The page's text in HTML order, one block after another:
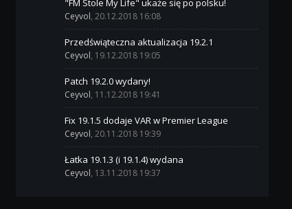
Ceyvol, 20.12.2018 16:08
Przedświąteczna aktualizacja 19.2.1
Ceyvol, 19.12.2018 19:05
Patch 19.2.0 wydany!
Ceyvol, 11.12.2018 19:41
Fix 19.1.5 dodaje VAR w Premier League
Ceyvol, 20.11.2018 19:39
Łatka 19.1.3 (i 19.1.4) wydana
Ceyvol, 13.11.2018 19:37